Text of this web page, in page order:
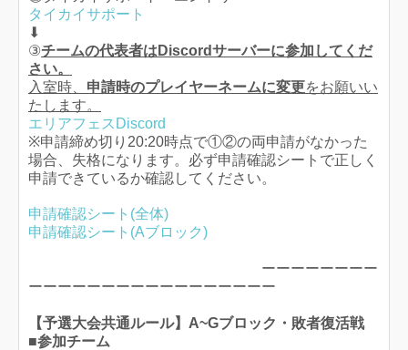
タイカイサポート
⬇︎
③チームの代表者はDiscordサーバーに参加してくだ
さい。
入室時、 申請時のプレイヤーネームに変更をお願いい
たします。
エリアフェスDiscord
※申請締め切り20:20時点で①②の両申請がなかった
場合、失格になります。必ず申請確認シートで正しく
申請できているか確認してください。
申請確認シート(全体)
申請確認シート(Aブロック)
ーーーーーーーー
ーーーーーーーーーーーーーーーーー
【予選大会共通ルール】A~Gブロック・敗者復活戦
■参加チーム